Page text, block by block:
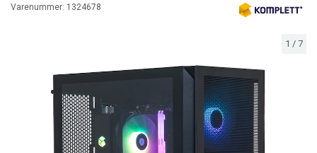
1 / 7
Varenummer: 1324678